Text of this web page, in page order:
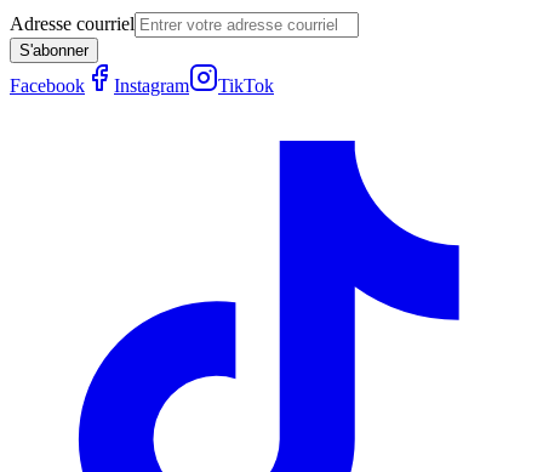
Adresse courriel
S'abonner
Facebook Instagram TikTok